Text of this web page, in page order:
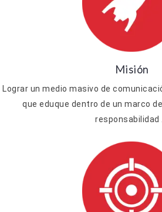
Misión
Lograr un medio masivo de
que eduque dentro de un marco
responsabilidad